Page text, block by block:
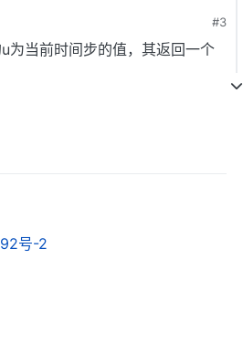
#3
当前时间步的值，其返回一个
号-2